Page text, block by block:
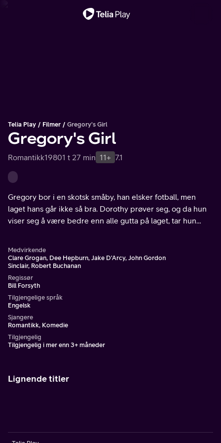
Telia Play Filmer Gregory's Girl
Gregory's Girl
Romantikk19801 t 27 min 11+ 7.1
Gregory bor i en skotsk småby, han elsker fotball, men
laget hans går ikke så bra. Dorothy prøver seg, og da hun
viser seg å være bedre enn alle gutta på laget, tar hun
Medvirkende
Clare Grogan, Dee Hepburn, Jake D'Arcy, John Gordon
Sinclair, Robert Buchanan
Regissør
Bill Forsyth
Tilgjengelige språk
Engelsk
Sjangere
Romantikk, Komedie
Tilgjengelig
Tilgjengelig i mer enn 3+ måneder
Lignende titler